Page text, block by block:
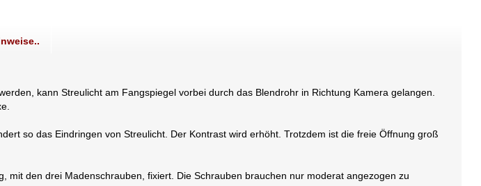
kann Streulicht am Fangspiegel vorbei durch das Blendrohr in Richtung Kamera gelangen.
so das Eindringen von Streulicht. Der Kontrast wird erhöht. Trotzdem ist die freie Öffnung groß
den drei Madenschrauben, fixiert. Die Schrauben brauchen nur moderat angezogen zu